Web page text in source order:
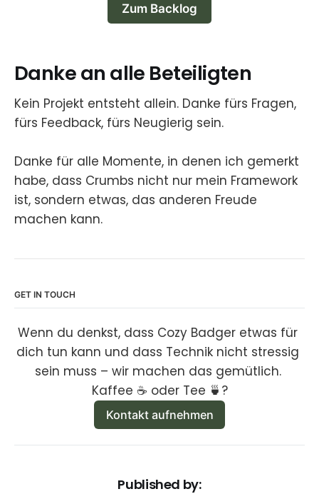
Zum Backlog
Danke an alle Beteiligten
Kein Projekt entsteht allein. Danke fürs Fragen,
fürs Feedback, fürs Neugierig sein.
Danke für alle Momente, in denen ich gemerkt
habe, dass Crumbs nicht nur mein Framework
ist, sondern etwas, das anderen Freude
machen kann.
GET IN TOUCH
Wenn du denkst, dass Cozy Badger etwas für
dich tun kann und dass Technik nicht stressig
sein muss – wir machen das gemütlich.
Kaffee ☕ oder Tee 🍵?
Kontakt aufnehmen
Published by: